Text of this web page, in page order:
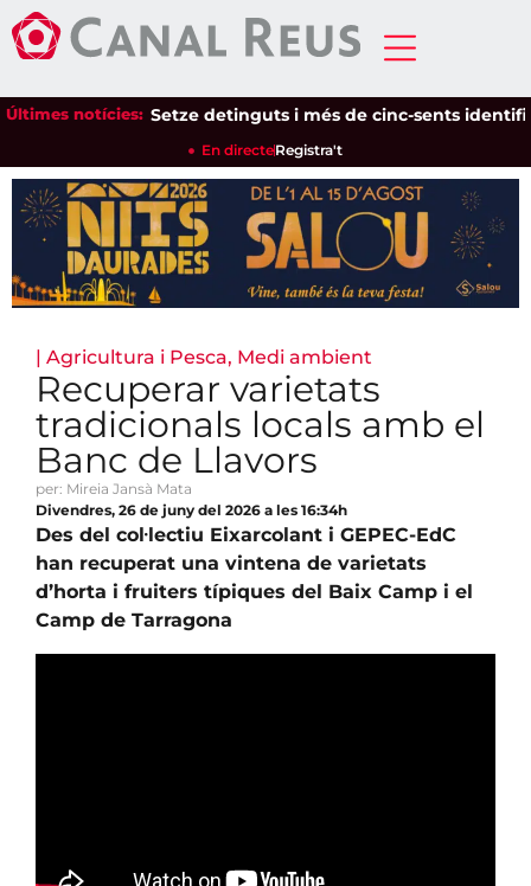
Últimes notícies:Setze detinguts i més de cinc-sents
En directeRegistra't
| Agricultura i Pesca, Medi ambient
Recuperar varietats
tradicionals locals amb el
Banc de Llavors
per: Mireia Jansà Mata
Divendres, 26 de juny del 2026 a les 16:34h
Des del col·lectiu Eixarcolant i GEPEC-EdC
han recuperat una vintena de varietats
d’horta i fruiters típiques del Baix Camp i el
Camp de Tarragona